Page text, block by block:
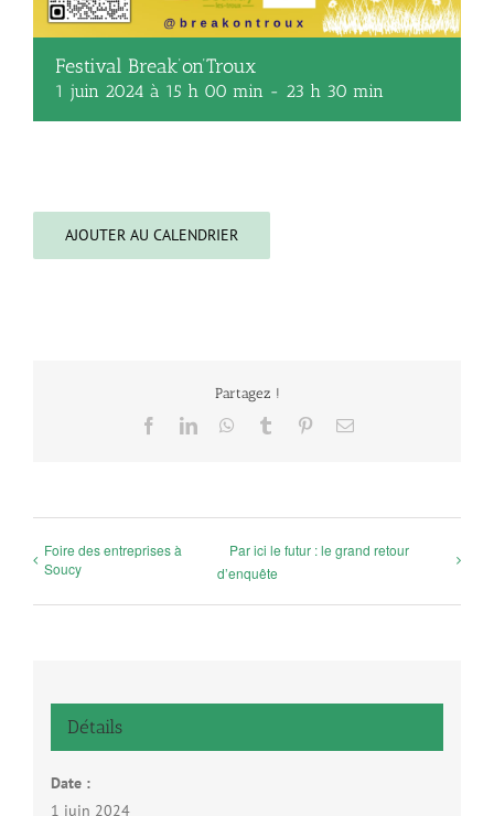
Festival Break’on’Troux
1 juin 2024 à 15 h 00 min - 23 h 30 min
AJOUTER AU CALENDRIER
Partagez !
FacebookLinkedInWhatsApp
Tumblr PinterestEmail
Foire des entreprises à
Soucy
Par ici le futur : le grand retour
d’enquête
Détails
Date :
1 juin 2024